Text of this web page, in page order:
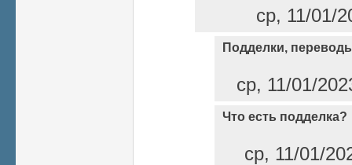
ср, 11/01/
Подделки,
ср, 11/01/
Что есть подделка?
ср, 11/01/